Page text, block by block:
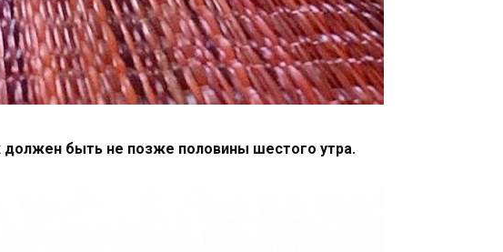
должен быть не позже половины шестого утра.